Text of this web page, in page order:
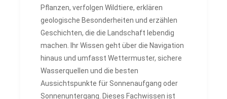
Pflanzen, verfolgen Wildtiere, erklären
geologische Besonderheiten und erzählen
Geschichten, die die Landschaft lebendig
machen. Ihr Wissen geht über die Navigation
hinaus und umfasst Wettermuster, sichere
Wasserquellen und die besten
Aussichtspunkte für Sonnenaufgang oder
Sonnenuntergang. Dieses Fachwissen ist